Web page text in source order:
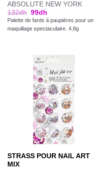
ABSOLUTE NEW YORK
132dh 99dh
Palette de fards à paupières pour un
maquillage spectaculaire. 4,8g
STRASS POUR NAIL ART
MIX